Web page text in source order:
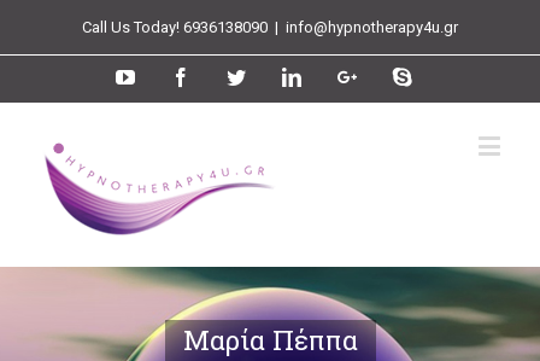
Call Us Today! 6936138090 | info@hypnotherapy4u.gr
Μαρία Πέππα